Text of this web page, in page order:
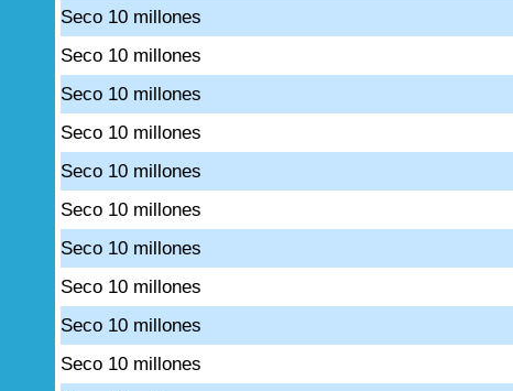
Seco 10 millones
Seco 10 millones
Seco 10 millones
Seco 10 millones
Seco 10 millones
Seco 10 millones
Seco 10 millones
Seco 10 millones
Seco 10 millones
Seco 10 millones